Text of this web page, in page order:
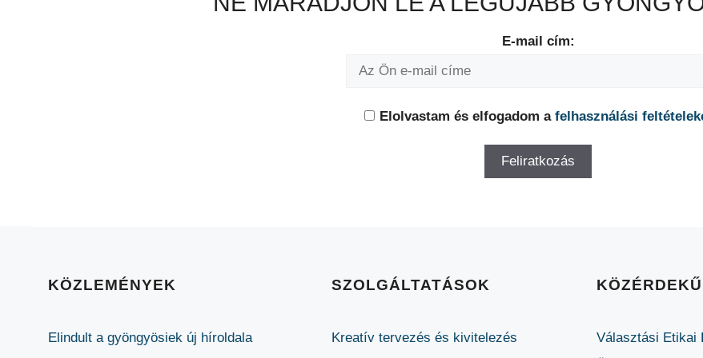
E-mail cím:
Elolvastam és elfogadom a felhasználási
KÖZLEMÉNYEK
Elindult a gyöngyösiek új híroldala
SZOLGÁLTATÁSOK
Kreatív tervezés és kivitelezés
Választási Etikai